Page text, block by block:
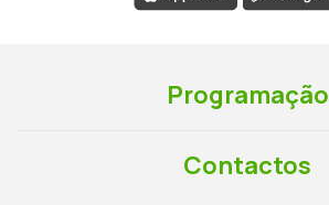
Programação
Contactos